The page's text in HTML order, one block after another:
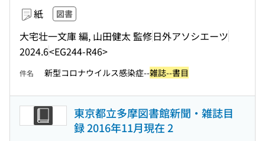
紙 図書
大宅壮一文庫 編, 山田健太 監修日外アソシエーツ
2024.6<EG244-R46>
件名 新型コロナウイルス感染症--雑誌--書目
東京都立多摩図書館新聞・雑誌目
録 2016年11月現在 2